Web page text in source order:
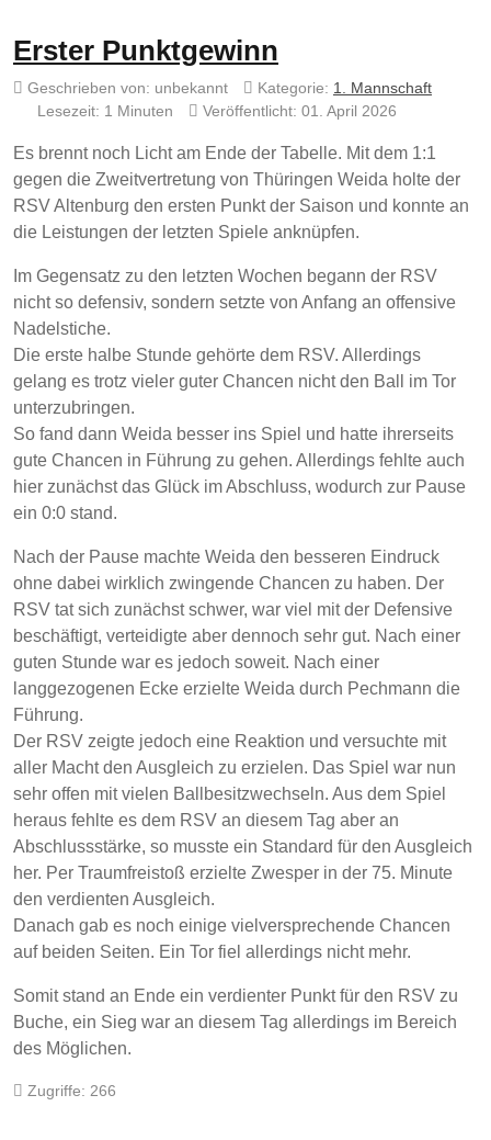
Erster Punktgewinn
Geschrieben von: unbekannt Kategorie: 1. Mannschaft
Lesezeit: 1 Minuten
Veröffentlicht: 01. April 2026
Es brennt noch Licht am Ende der Tabelle. Mit dem 1:1
gegen die Zweitvertretung von Thüringen Weida holte der
RSV Altenburg den ersten Punkt der Saison und konnte an
die Leistungen der letzten Spiele anknüpfen.
Im Gegensatz zu den letzten Wochen begann der RSV
nicht so defensiv, sondern setzte von Anfang an offensive
Nadelstiche.
Die erste halbe Stunde gehörte dem RSV. Allerdings
gelang es trotz vieler guter Chancen nicht den Ball im Tor
unterzubringen.
So fand dann Weida besser ins Spiel und hatte ihrerseits
gute Chancen in Führung zu gehen. Allerdings fehlte auch
hier zunächst das Glück im Abschluss, wodurch zur Pause
ein 0:0 stand.
Nach der Pause machte Weida den besseren Eindruck
ohne dabei wirklich zwingende Chancen zu haben. Der
RSV tat sich zunächst schwer, war viel mit der Defensive
beschäftigt, verteidigte aber dennoch sehr gut. Nach einer
guten Stunde war es jedoch soweit. Nach einer
langgezogenen Ecke erzielte Weida durch Pechmann die
Führung.
Der RSV zeigte jedoch eine Reaktion und versuchte mit
aller Macht den Ausgleich zu erzielen. Das Spiel war nun
sehr offen mit vielen Ballbesitzwechseln. Aus dem Spiel
heraus fehlte es dem RSV an diesem Tag aber an
Abschlussstärke, so musste ein Standard für den Ausgleich
her. Per Traumfreistoß erzielte Zwesper in der 75. Minute
den verdienten Ausgleich.
Danach gab es noch einige vielversprechende Chancen
auf beiden Seiten. Ein Tor fiel allerdings nicht mehr.
Somit stand an Ende ein verdienter Punkt für den RSV zu
Buche, ein Sieg war an diesem Tag allerdings im Bereich
des Möglichen.
Zugriffe: 266